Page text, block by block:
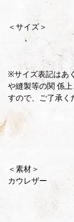
＜サイズ＞
※サイズ表記はあ
や縫製等の関 係
すので、ご了承く
＜素材＞
カウレザー